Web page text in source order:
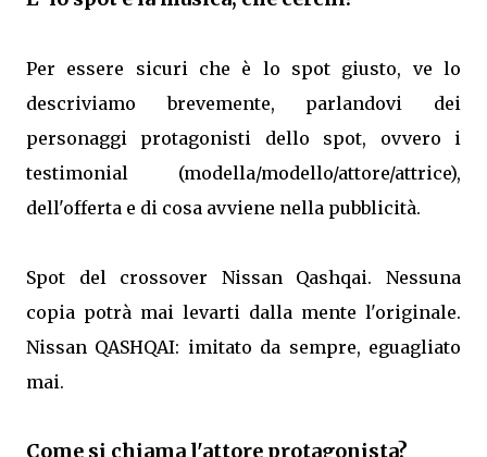
Per essere sicuri che è lo spot giusto, ve lo
descriviamo brevemente, parlandovi dei
personaggi protagonisti dello spot, ovvero i
testimonial (modella/modello/attore/attrice),
dell'offerta e di cosa avviene nella pubblicità.
Spot del crossover Nissan Qashqai. Nessuna
copia potrà mai levarti dalla mente l'originale.
Nissan QASHQAI: imitato da sempre, eguagliato
mai.
Come si chiama l'attore protagonista?